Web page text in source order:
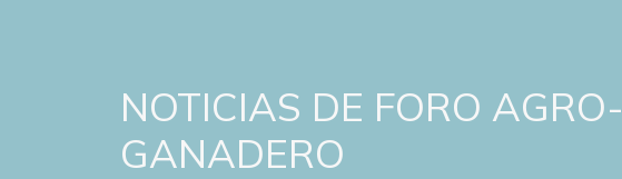
NOTICIAS DE FORO AGRO-
GANADERO